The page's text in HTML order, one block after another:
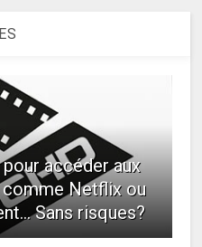
accéder aux
Netflix ou
Sans risques?